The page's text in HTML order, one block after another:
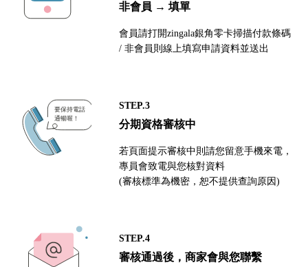
非會員 → 填單
會員請打開zingala銀角零卡掃描付款條碼
/ 非會員則線上填寫申請資料並送出
STEP.3
分期資格審核中
若頁面提示審核中則請您留意手機來電，
專員會致電與您核對資料
(審核標準為機密，恕不提供查詢原因)
STEP.4
審核通過後，商家會與您聯繫